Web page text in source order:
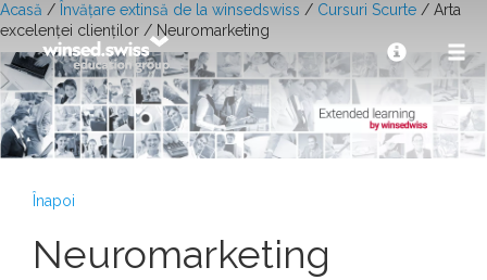
Acasă / Învățare extinsă de la winsedswiss / Cursuri Scurte / Arta
excelenței clienților / Neuromarketing
Înapoi
Neuromarketing